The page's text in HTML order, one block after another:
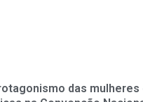
das mulheres